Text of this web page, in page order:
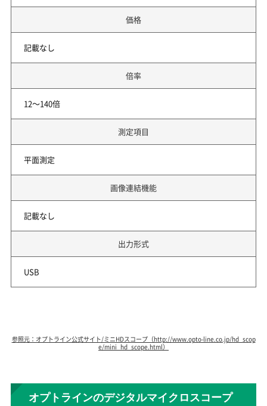
価格
記載なし
倍率
12～140倍
測定項目
平面測定
画像連結機能
記載なし
出力形式
USB
参照元：オプトライン公式サイト/ミニHDスコープ（http://www.opto-line.co.jp/hd_scop
e/mini_hd_scope.html）
オプトラインのデジタルマイクロスコープ